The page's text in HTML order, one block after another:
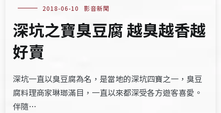
2018-06-10 影音新聞
深坑之寶臭豆腐 越臭越香越
好賣
深坑一直以臭豆腐為名，是當地的深坑四寶之一，臭豆
腐料理商家琳瑯滿目，一直以來都深受各方遊客喜愛。
伴隨…